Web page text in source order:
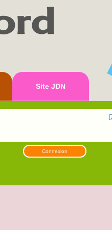
Site JDN
Connexion